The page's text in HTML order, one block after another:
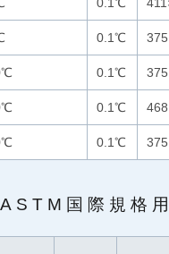
0.1℃
0.1℃
0.1℃
0.1℃
国際規格